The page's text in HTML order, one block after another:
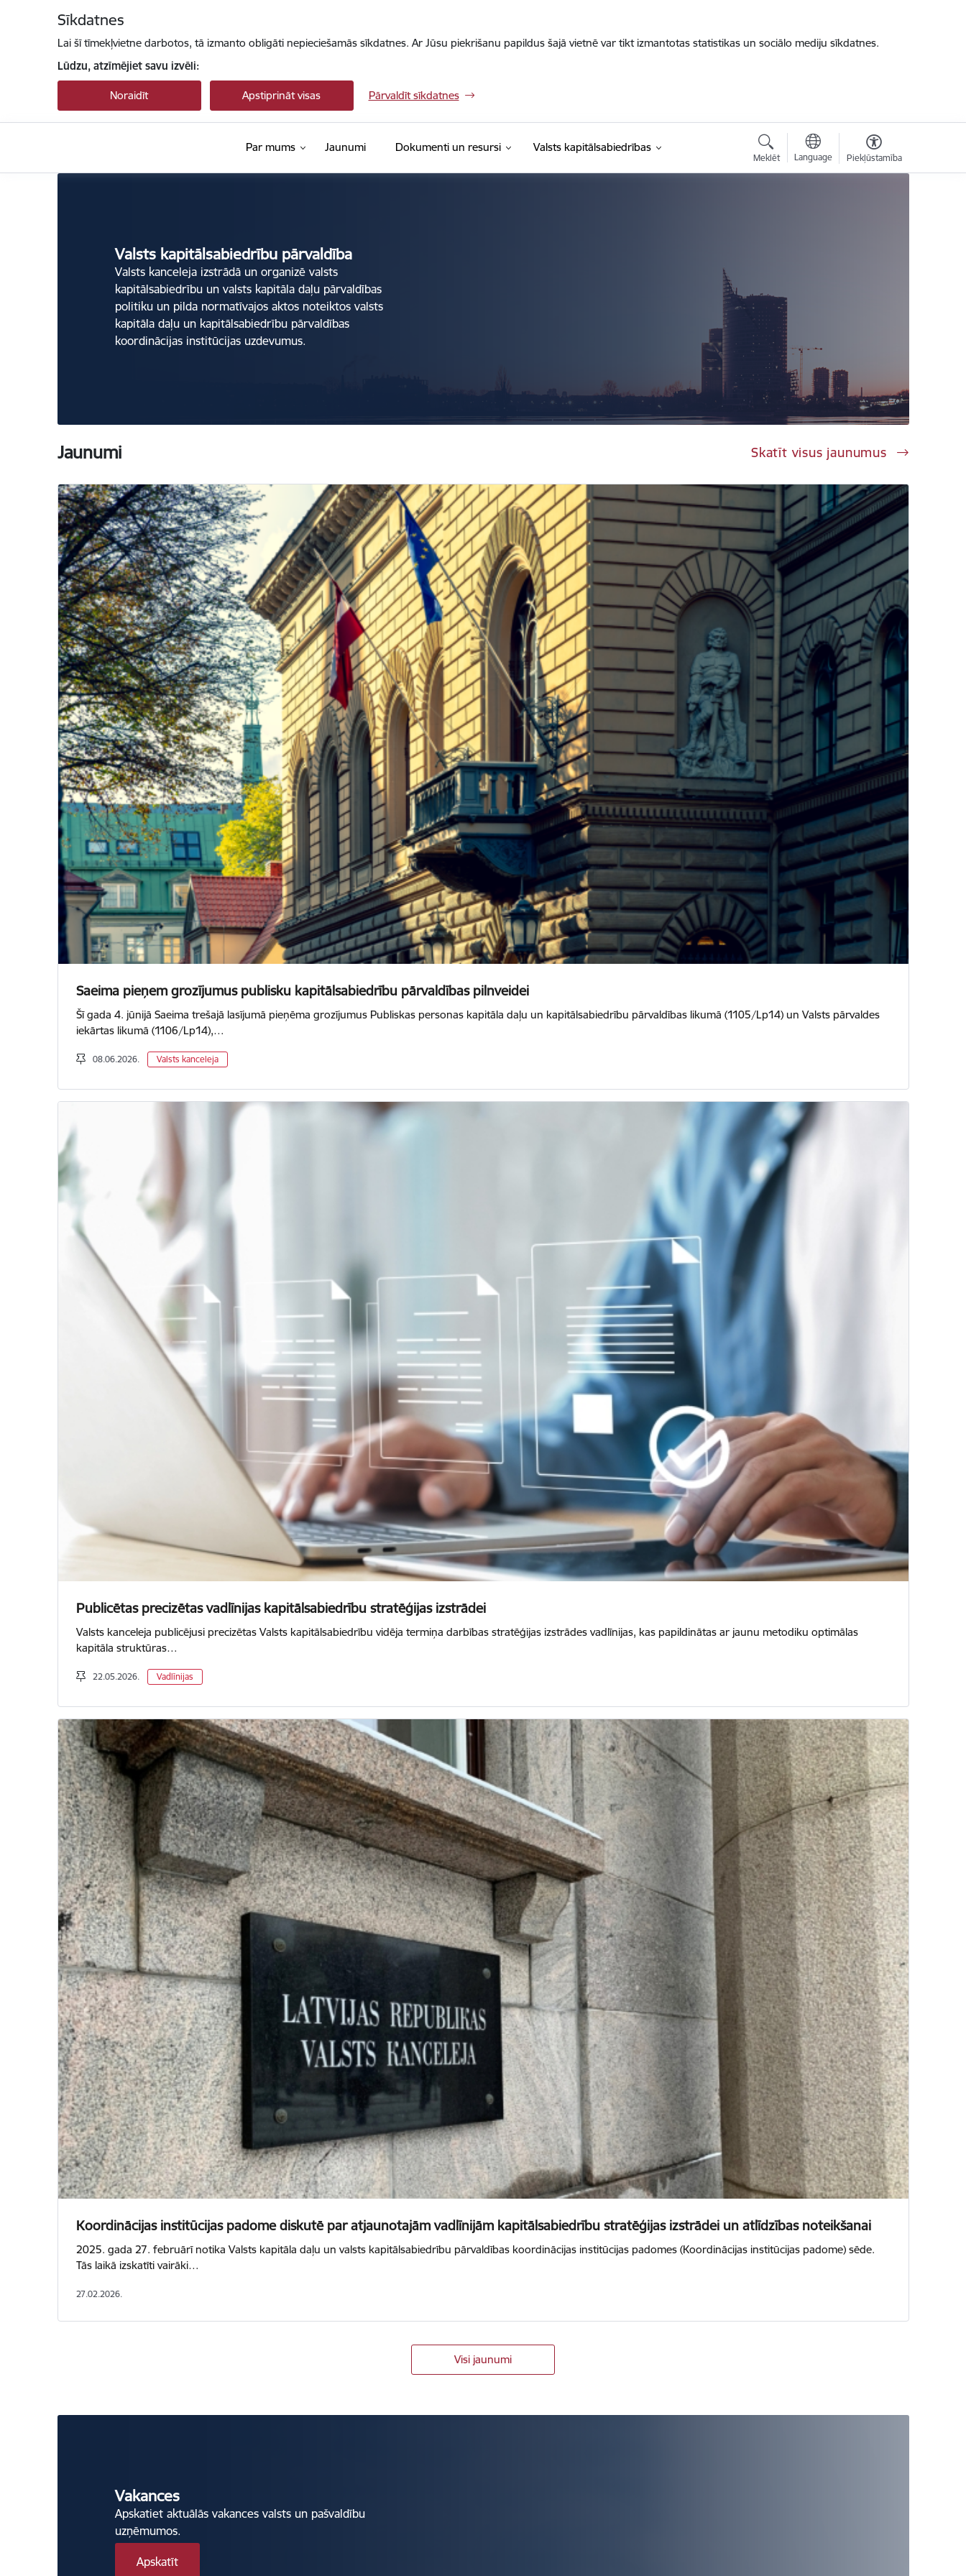
Sīkdatnes
Lai šī tīmekļvietne darbotos, tā izmanto obligāti nepieciešamās sīkdatnes. Ar Jūsu piekrišanu papildus šajā vietnē var tikt izmantotas statistikas un sociālo mediju sīkdatnes.
Lūdzu, atzīmējiet savu izvēli:
Noraidīt Apstiprināt visas Pārvaldīt sīkdatnes
Par mums Jaunumi Dokumenti un resursi Valsts kapitālsabiedrības
Meklēt Language Piekļūstamība
Valsts kapitālsabiedrību pārvaldība
Valsts kapitālsabiedrību pārvaldība
Valsts kanceleja izstrādā un organizē valsts
kapitālsabiedrību un valsts kapitāla daļu pārvaldības
politiku un pilda normatīvajos aktos noteiktos valsts
kapitāla daļu un kapitālsabiedrību pārvaldības
koordinācijas institūcijas uzdevumus.
Jaunumi Skatīt visus jaunumus
Saeima pieņem grozījumus publisku kapitālsabiedrību pārvaldības pilnveidei
Šī gada 4. jūnijā Saeima trešajā lasījumā pieņēma grozījumus Publiskas personas kapitāla daļu un kapitālsabiedrību pārvaldības likumā (1105/Lp14) un Valsts pārvaldes
iekārtas likumā (1106/Lp14),…
08.06.2026. Valsts kanceleja
Publicētas precizētas vadlīnijas kapitālsabiedrību stratēģijas izstrādei
Valsts kanceleja publicējusi precizētas Valsts kapitālsabiedrību vidēja termiņa darbības stratēģijas izstrādes vadlīnijas, kas papildinātas ar jaunu metodiku optimālas
kapitāla struktūras…
22.05.2026. Vadlīnijas
Koordinācijas institūcijas padome diskutē par atjaunotajām vadlīnijām kapitālsabiedrību stratēģijas izstrādei un atlīdzības noteikšanai
2025. gada 27. februārī notika Valsts kapitāla daļu un valsts kapitālsabiedrību pārvaldības koordinācijas institūcijas padomes (Koordinācijas institūcijas padome) sēde.
Tās laikā izskatīti vairāki…
27.02.2026.
Visi jaunumi
Vakances
Apskatiet aktuālās vakances valsts un pašvaldību
uzņēmumos.
Apskatīt